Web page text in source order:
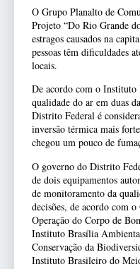
O Grupo Planalto de
Projeto “Do Rio Grande
estragos causados na
pessoas têm dificuldades
locais.
De acordo com o
qualidade do ar em duas
Distrito Federal é
inversão térmica mais
chegou um pouco de
O governo do Distrito
de dois equipamentos
de monitoramento da
decisões, de acordo com
Operação do Corpo de
Instituto Brasília
Conservação da
Instituto Brasileiro do